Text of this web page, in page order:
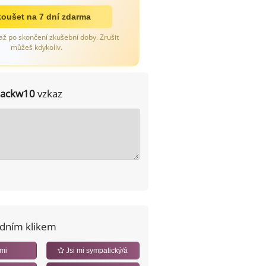
na 7 dní zdarma
po skončení zkušební doby. Zrušit
můžeš kdykoliv.
vzkaz
klikem
Jsi mi sympatický/á